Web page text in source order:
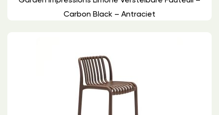
Carbon Black – Antraciet